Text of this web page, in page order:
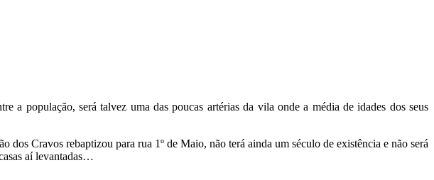
população, será talvez uma das poucas artérias da vila onde a média de idades dos seus
Cravos rebaptizou para rua 1º de Maio, não terá ainda um século de existência e não será
aí levantadas…